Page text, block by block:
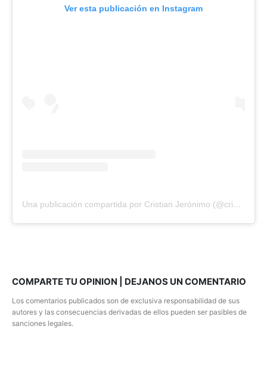
Ver esta publicación en Instagram
Una publicación compartida por Cristian Jerónimo (@cristianjeronimook)
COMPARTE TU OPINION | DEJANOS UN COMENTARIO
Los comentarios publicados son de exclusiva responsabilidad de sus
autores y las consecuencias derivadas de ellos pueden ser pasibles de
sanciones legales.